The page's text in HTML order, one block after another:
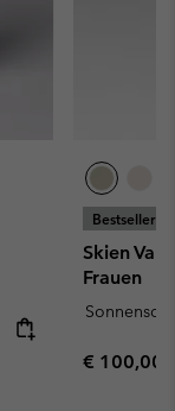
Bestseller
Skien
Frauen
Regular
€ 100,00